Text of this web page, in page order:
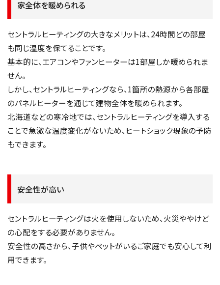
家全体を暖められる
セントラルヒーティングの大きなメリットは、24時間どの部屋
も同じ温度を保てることです。
基本的に、エアコンやファンヒーターは1部屋しか暖められま
せん。
しかし、セントラルヒーティングなら、1箇所の熱源から各部屋
のパネルヒーターを通じて建物全体を暖められます。
北海道などの寒冷地では、セントラルヒーティングを導入する
ことで急激な温度変化がないため、ヒートショック現象の予防
もできます。
安全性が高い
セントラルヒーティングは火を使用しないため、火災ややけど
の心配をする必要がありません。
安全性の高さから、子供やペットがいるご家庭でも安心して利
用できます。